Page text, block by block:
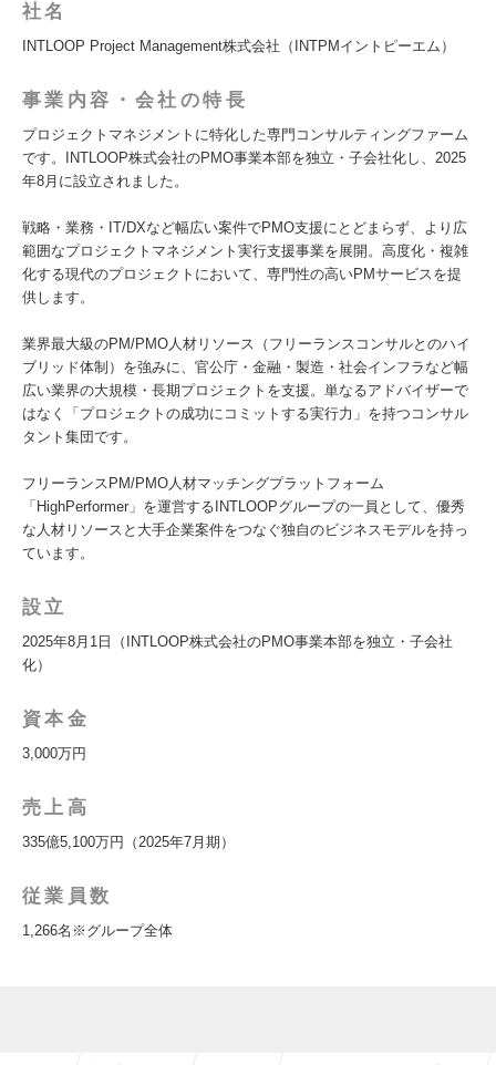
社名
INTLOOP Project Management株式会社（INTPMイントピーエム）
事業内容・会社の特長
プロジェクトマネジメントに特化した専門コンサルティングファーム
です。INTLOOP株式会社のPMO事業本部を独立・子会社化し、2025
年8月に設立されました。
戦略・業務・IT/DXなど幅広い案件でPMO支援にとどまらず、より広
範囲なプロジェクトマネジメント実行支援事業を展開。高度化・複雑
化する現代のプロジェクトにおいて、専門性の高いPMサービスを提
供します。
業界最大級のPM/PMO人材リソース（フリーランスコンサルとのハイ
ブリッド体制）を強みに、官公庁・金融・製造・社会インフラなど幅
広い業界の大規模・長期プロジェクトを支援。単なるアドバイザーで
はなく「プロジェクトの成功にコミットする実行力」を持つコンサル
タント集団です。
フリーランスPM/PMO人材マッチングプラットフォーム
「HighPerformer」を運営するINTLOOPグループの一員として、優秀
な人材リソースと大手企業案件をつなぐ独自のビジネスモデルを持っ
ています。
設立
2025年8月1日（INTLOOP株式会社のPMO事業本部を独立・子会社
化）
資本金
3,000万円
売上高
335億5,100万円（2025年7月期）
従業員数
1,266名※グループ全体